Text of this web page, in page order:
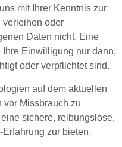
mit Ihrer Kenntnis zur
verleihen oder
Daten nicht. Eine
Einwilligung nur dann,
oder verpflichtet sind.
auf dem aktuellen
vor Missbrauch zu
sichere, reibungslose,
zur bieten.